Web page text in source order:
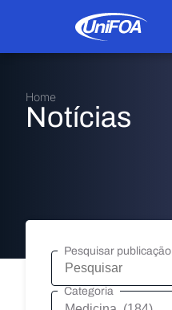
Home
Notícias
Pesquisar publicação
Pesquisar
publicação
Categoria